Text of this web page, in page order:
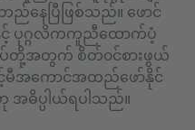
ည်နေပြီဖြစ်သည်။ ဖောင်
နှင့် ပုဂ္ဂလိကကူညီထောက်ပံ့
ပ်တို့အတွက် စိတ်၀င်စားဖွယ်
မီအကောင်အထည်ဖော်နိုင်
အဓိပ္ပါယ်ရပါသည်။